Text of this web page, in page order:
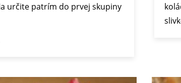
určite patrím do prvej skupiny